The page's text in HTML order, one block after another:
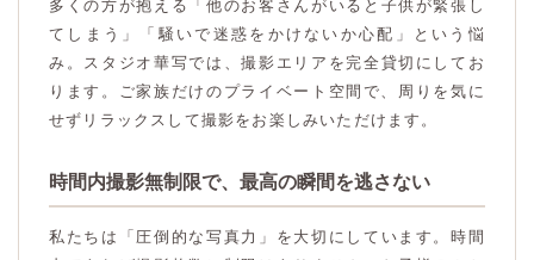
多くの方が抱える「他のお客さんがいると子供が緊張し
てしまう」「騒いで迷惑をかけないか心配」という悩
み。スタジオ華写では、撮影エリアを完全貸切にしてお
ります。ご家族だけのプライベート空間で、周りを気に
せずリラックスして撮影をお楽しみいただけます。
時間内撮影無制限で、最高の瞬間を逃さない
私たちは「圧倒的な写真力」を大切にしています。時間